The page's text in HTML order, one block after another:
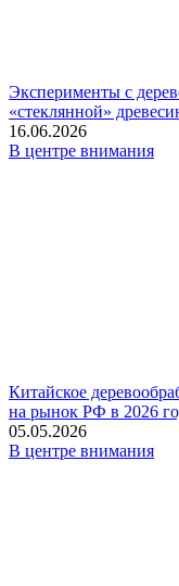
Эксперименты с
«стеклянной»
16.06.2026
В центре внимания
Китайское
на рынок РФ в 2026
05.05.2026
В центре внимания